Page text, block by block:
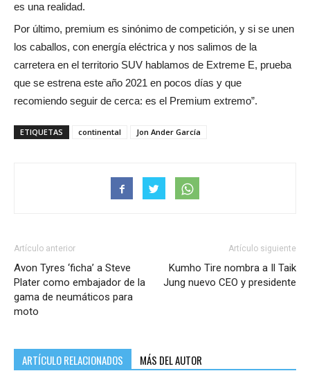
es una realidad.
Por último, premium es sinónimo de competición, y si se unen
los caballos, con energía eléctrica y nos salimos de la
carretera en el territorio SUV hablamos de Extreme E, prueba
que se estrena este año 2021 en pocos días y que
recomiendo seguir de cerca: es el Premium extremo”.
ETIQUETAS continental Jon Ander García
Artículo anterior
Avon Tyres ‘ficha’ a Steve
Plater como embajador de la
gama de neumáticos para
moto
Artículo siguiente
Kumho Tire nombra a Il Taik
Jung nuevo CEO y presidente
ARTÍCULO RELACIONADOS MÁS DEL AUTOR